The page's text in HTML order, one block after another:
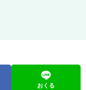
おくる